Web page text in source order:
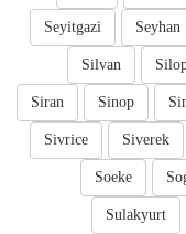
Seyhan
Seyitgazi
Silvan
Sinop
Siran
Siverek
Sivrice
Soeke
Sulakyurt